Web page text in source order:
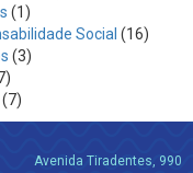
(1)
Social (16)
(3)
(7)
Avenida Tiradentes, 990